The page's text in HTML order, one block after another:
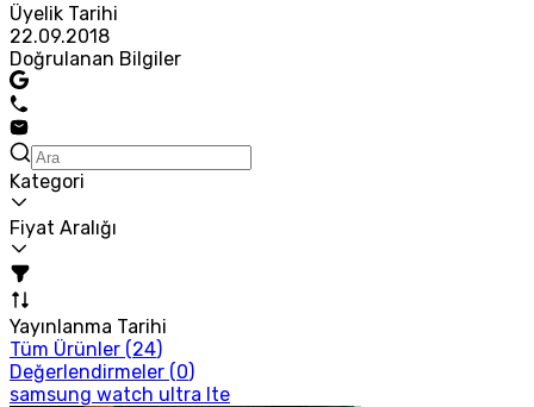
Üyelik Tarihi
22.09.2018
Doğrulanan Bilgiler
Kategori
Fiyat Aralığı
Yayınlanma Tarihi
Tüm Ürünler (24)
Değerlendirmeler (0)
samsung watch ultra lte